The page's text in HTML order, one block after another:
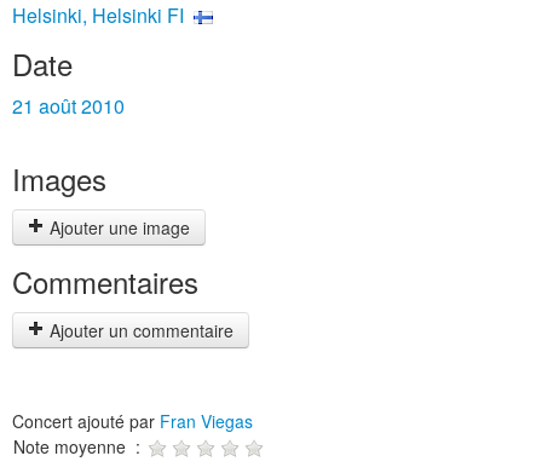
Helsinki, Helsinki FI
Date
21 août 2010
Images
Ajouter une image
Commentaires
Ajouter un commentaire
Concert ajouté par Fran Viegas
Note moyenne :